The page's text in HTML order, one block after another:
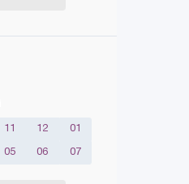
11 12 01
05 06 07